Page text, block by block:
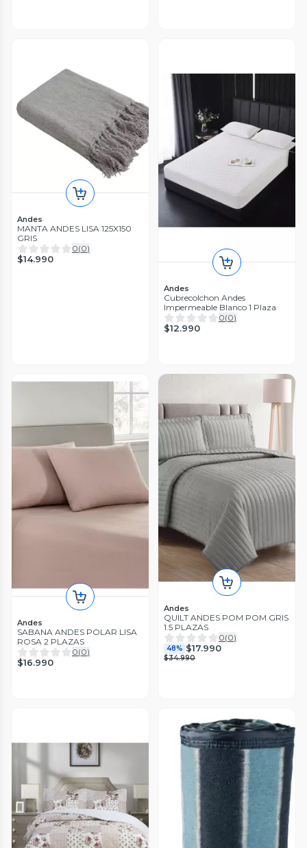
Andes
MANTA ANDES LISA 125X150
GRIS
0(0)
$14.990
Andes
Cubrecolchon Andes
Impermeable Blanco 1 Plaza
0(0)
$12.990
Andes
SABANA ANDES POLAR LISA
ROSA 2 PLAZAS
0(0)
$16.990
Andes
QUILT ANDES POM POM GRIS
1.5 PLAZAS
0(0)
48% $17.990
$34.990